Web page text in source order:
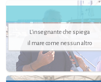
L'insegnante che spiega
il mare come nessun altro